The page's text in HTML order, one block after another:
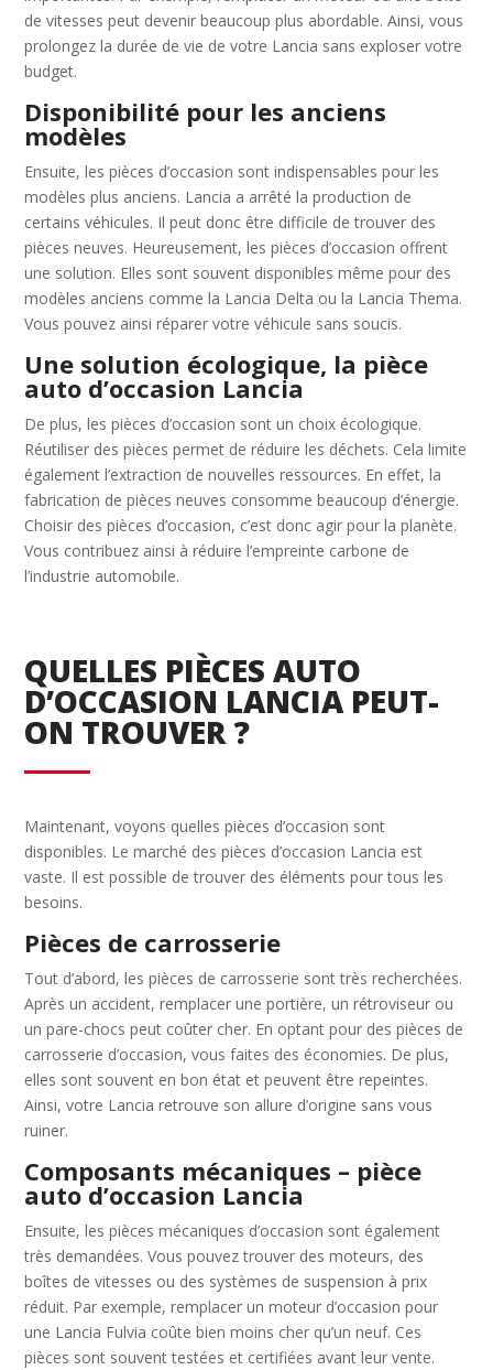
de vitesses peut devenir beaucoup plus abordable. Ainsi, vous
prolongez la durée de vie de votre Lancia sans exploser votre
budget.
Disponibilité pour les anciens
modèles
Ensuite, les pièces d’occasion sont indispensables pour les
modèles plus anciens. Lancia a arrêté la production de
certains véhicules. Il peut donc être difficile de trouver des
pièces neuves. Heureusement, les pièces d’occasion offrent
une solution. Elles sont souvent disponibles même pour des
modèles anciens comme la Lancia Delta ou la Lancia Thema.
Vous pouvez ainsi réparer votre véhicule sans soucis.
Une solution écologique, la pièce
auto d’occasion Lancia
De plus, les pièces d’occasion sont un choix écologique.
Réutiliser des pièces permet de réduire les déchets. Cela limite
également l’extraction de nouvelles ressources. En effet, la
fabrication de pièces neuves consomme beaucoup d’énergie.
Choisir des pièces d’occasion, c’est donc agir pour la planète.
Vous contribuez ainsi à réduire l’empreinte carbone de
l’industrie automobile.
QUELLES PIÈCES AUTO
D’OCCASION LANCIA PEUT-
ON TROUVER ?
Maintenant, voyons quelles pièces d’occasion sont
disponibles. Le marché des pièces d’occasion Lancia est
vaste. Il est possible de trouver des éléments pour tous les
besoins.
Pièces de carrosserie
Tout d’abord, les pièces de carrosserie sont très recherchées.
Après un accident, remplacer une portière, un rétroviseur ou
un pare-chocs peut coûter cher. En optant pour des pièces de
carrosserie d’occasion, vous faites des économies. De plus,
elles sont souvent en bon état et peuvent être repeintes.
Ainsi, votre Lancia retrouve son allure d’origine sans vous
ruiner.
Composants mécaniques – pièce
auto d’occasion Lancia
Ensuite, les pièces mécaniques d’occasion sont également
très demandées. Vous pouvez trouver des moteurs, des
boîtes de vitesses ou des systèmes de suspension à prix
réduit. Par exemple, remplacer un moteur d’occasion pour
une Lancia Fulvia coûte bien moins cher qu’un neuf. Ces
pièces sont souvent testées et certifiées avant leur vente.